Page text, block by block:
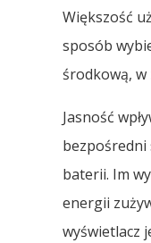
Większość
sposób
środkową, w
Jasność
baterii. Im
energii
wyświetlacz